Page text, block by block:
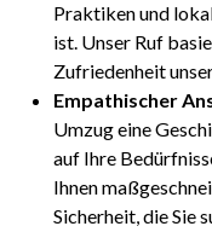
Praktiken und
ist. Unser Ruf
Zufriedenheit
Empathischer
Umzug eine
auf Ihre
Ihnen
Sicherheit, die Sie